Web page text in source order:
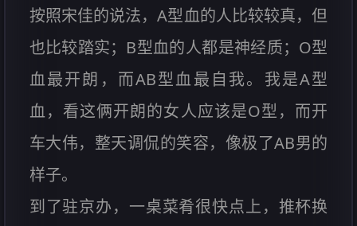
按照宋佳的说法，A型血的人比较较真，但
也比较踏实；B型血的人都是神经质；O型
血最开朗，而AB型血最自我。我是A型
血，看这俩开朗的女人应该是O型，而开
车大伟，整天调侃的笑容，像极了AB男的
样子。
到了驻京办，一桌菜肴很快点上，推杯换